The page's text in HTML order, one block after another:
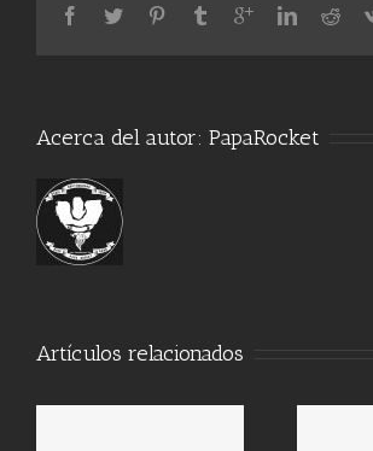
Acerca del autor: PapaRocket
Artículos relacionados